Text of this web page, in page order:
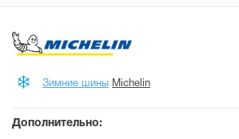
Зимние шины Michelin
Дополнительно: